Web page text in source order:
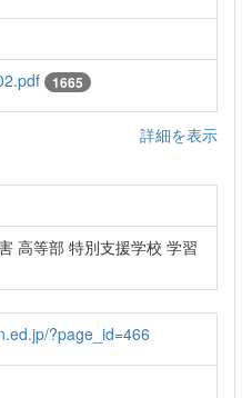
1665
詳細を表示
高等部 特別支援学校 学習
?page_id=466